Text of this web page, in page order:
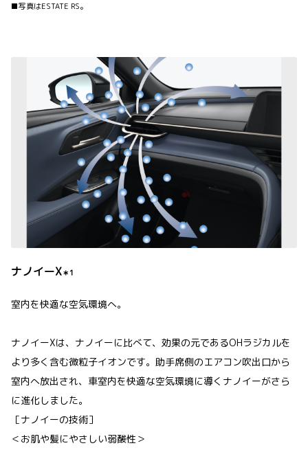
■写真はESTATE RS。
ナノイーX＊1
室内を快適な空気環境へ。
ナノイーXは、ナノイーに比べて、効果の元であるOHラジカルを
より多く含む微粒子イオンです。助手席側のエアコン吹出口から
室内へ放出され、車室内を快適な空気環境に導くナノイーがさら
に進化しました。
［ナノイーの技術］
＜お肌や髪にやさしい弱酸性＞